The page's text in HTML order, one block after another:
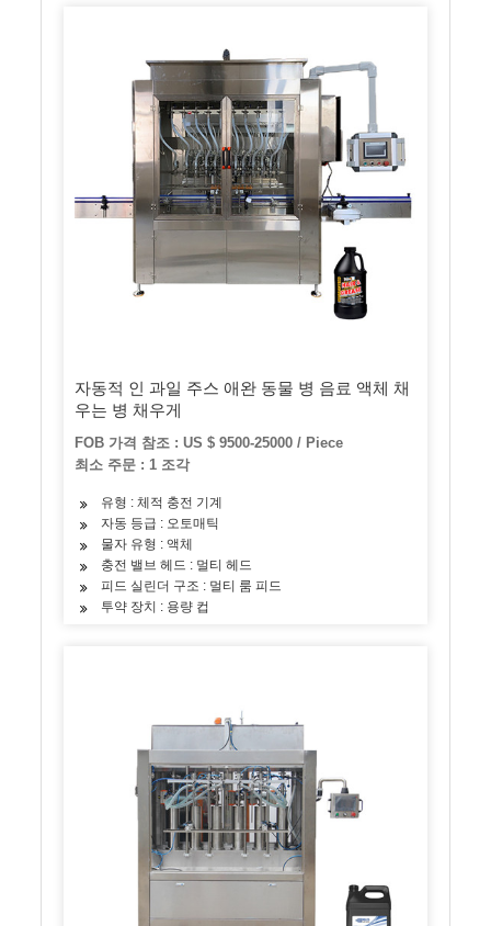
자동적 인 과일 주스 애완 동물 병 음료 액체 채
우는 병 채우게
FOB 가격 참조 : US $ 9500-25000 / Piece
최소 주문 : 1 조각
유형 : 체적 충전 기계
자동 등급 : 오토매틱
물자 유형 : 액체
충전 밸브 헤드 : 멀티 헤드
피드 실린더 구조 : 멀티 룸 피드
투약 장치 : 용량 컵